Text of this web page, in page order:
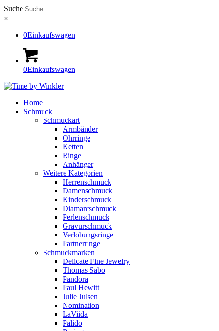
Suche
×
0Einkaufswagen
0Einkaufswagen
Home
Schmuck
Schmuckart
Armbänder
Ohrringe
Ketten
Ringe
Anhänger
Weitere Kategorien
Herrenschmuck
Damenschmuck
Kinderschmuck
Diamantschmuck
Perlenschmuck
Gravurschmuck
Verlobungsringe
Partnerringe
Schmuckmarken
Delicate Fine Jewelry
Thomas Sabo
Pandora
Paul Hewitt
Julie Julsen
Nomination
LaViida
Palido